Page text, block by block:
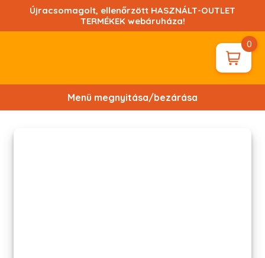
tartalomhoz!
Újracsomagolt, ellenőrzött HASZNÁLT-OUTLET
TERMÉKEK webáruháza!
0
Menü megnyitása/bezárása